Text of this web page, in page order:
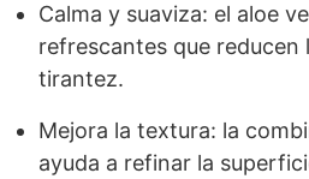
Calma y suaviza: el aloe
refrescantes que reducen
tirantez.
Mejora la textura: la
ayuda a refinar la